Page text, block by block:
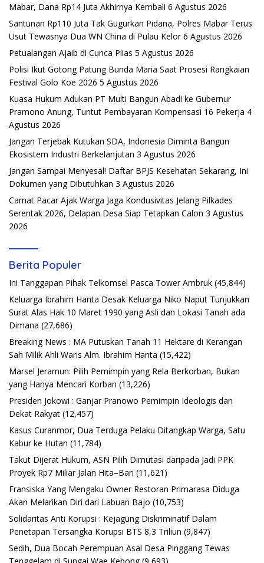
Mabar, Dana Rp14 Juta Akhirnya Kembali 6 Agustus 2026
Santunan Rp110 Juta Tak Gugurkan Pidana, Polres Mabar Terus
Usut Tewasnya Dua WN China di Pulau Kelor 6 Agustus 2026
Petualangan Ajaib di Cunca Plias 5 Agustus 2026
Polisi Ikut Gotong Patung Bunda Maria Saat Prosesi Rangkaian
Festival Golo Koe 2026 5 Agustus 2026
Kuasa Hukum Adukan PT Multi Bangun Abadi ke Gubernur
Pramono Anung, Tuntut Pembayaran Kompensasi 16 Pekerja 4
Agustus 2026
Jangan Terjebak Kutukan SDA, Indonesia Diminta Bangun
Ekosistem Industri Berkelanjutan 3 Agustus 2026
Jangan Sampai Menyesal! Daftar BPJS Kesehatan Sekarang, Ini
Dokumen yang Dibutuhkan 3 Agustus 2026
Camat Pacar Ajak Warga Jaga Kondusivitas Jelang Pilkades
Serentak 2026, Delapan Desa Siap Tetapkan Calon 3 Agustus
2026
Berita Populer
Ini Tanggapan Pihak Telkomsel Pasca Tower Ambruk (45,844)
Keluarga Ibrahim Hanta Desak Keluarga Niko Naput Tunjukkan
Surat Alas Hak 10 Maret 1990 yang Asli dan Lokasi Tanah ada
Dimana (27,686)
Breaking News : MA Putuskan Tanah 11 Hektare di Kerangan
Sah Milik Ahli Waris Alm. Ibrahim Hanta (15,422)
Marsel Jeramun: Pilih Pemimpin yang Rela Berkorban, Bukan
yang Hanya Mencari Korban (13,226)
Presiden Jokowi : Ganjar Pranowo Pemimpin Ideologis dan
Dekat Rakyat (12,457)
Kasus Curanmor, Dua Terduga Pelaku Ditangkap Warga, Satu
Kabur ke Hutan (11,784)
Takut Dijerat Hukum, ASN Pilih Dimutasi daripada Jadi PPK
Proyek Rp7 Miliar Jalan Hita–Bari (11,621)
Fransiska Yang Mengaku Owner Restoran Primarasa Diduga
Akan Melarikan Diri dari Labuan Bajo (10,753)
Solidaritas Anti Korupsi : Kejagung Diskriminatif Dalam
Penetapan Tersangka Korupsi BTS 8,3 Triliun (9,847)
Sedih, Dua Bocah Perempuan Asal Desa Pinggang Tewas